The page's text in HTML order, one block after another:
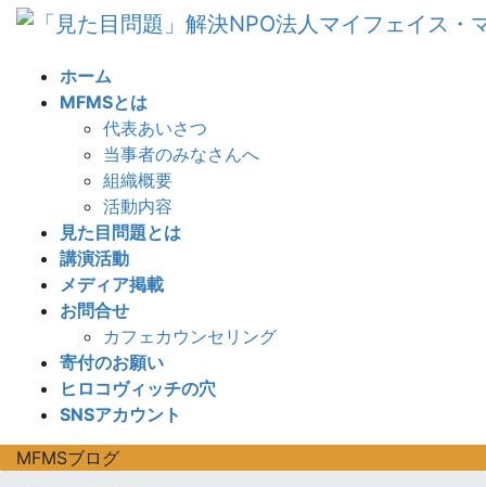
ホーム
MFMSとは
代表あいさつ
当事者のみなさんへ
組織概要
活動内容
見た目問題とは
講演活動
メディア掲載
お問合せ
カフェカウンセリング
寄付のお願い
ヒロコヴィッチの穴
SNSアカウント
MFMSブログ